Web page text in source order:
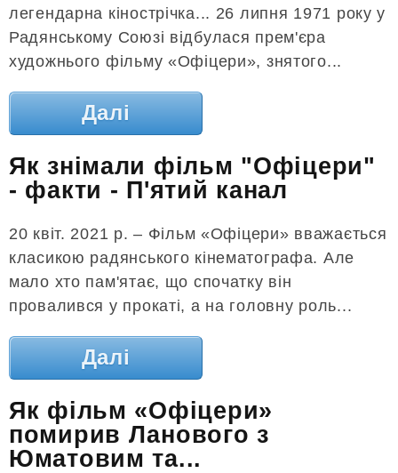
легендарна кінострічка... 26 липня 1971 року у
Радянському Союзі відбулася прем'єра
художнього фільму «Офіцери», знятого...
Далі
Як знімали фільм "Офіцери"
- факти - П'ятий канал
20 квіт. 2021 р. – Фільм «Офіцери» вважається
класикою радянського кінематографа. Але
мало хто пам'ятає, що спочатку він
провалився у прокаті, а на головну роль...
Далі
Як фільм «Офіцери»
помирив Ланового з
Юматовим та...